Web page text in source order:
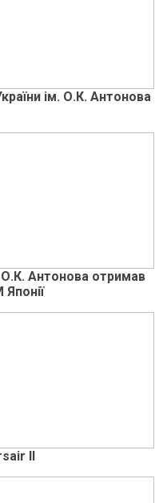
ім. О.К. Антонова
О.К. Антонова отримав
Японії
II